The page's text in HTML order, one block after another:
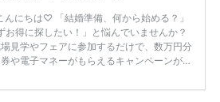
んにちは♡ 「結婚準備、何から始める？」
お得に探したい！」と悩んでいませんか？
見学やフェアに参加するだけで、数万円分
や電子マネーがもらえるキャンペーンがあ
較せずに選ぶと損をしてしまうことも……。